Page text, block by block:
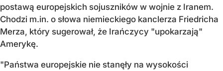
postawą europejskich sojuszników w wojnie z Iranem.
Chodzi m.in. o słowa niemieckiego kanclerza Friedricha
Merza, który sugerował, że Irańczycy "upokarzają"
Amerykę.
"Państwa europejskie nie stanęły na wysokości